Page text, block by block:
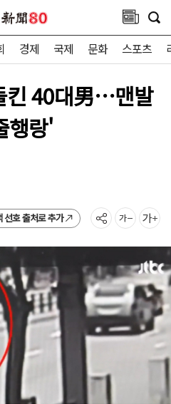
경제 국제 문화 스포츠
킨 40대男…맨발
행랑'
선호 출처로 추가